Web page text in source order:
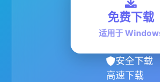
免费下载
适用于
安全下载
高速下载